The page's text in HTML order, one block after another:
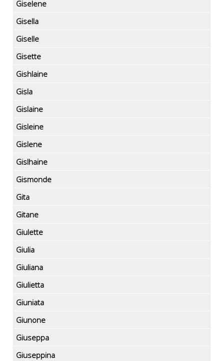
Giselene
Gisella
Giselle
Gisette
Gishlaine
Gisla
Gislaine
Gisleine
Gislene
Gislhaine
Gismonde
Gita
Gitane
Giulette
Giulia
Giuliana
Giulietta
Giuniata
Giunone
Giuseppa
Giuseppina